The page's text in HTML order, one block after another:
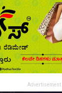
Advertisement